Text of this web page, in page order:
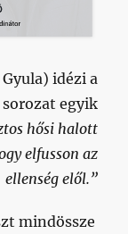
idézi a
egyik
hősi halott
elfusson az
ellenség elől.”
mindössze